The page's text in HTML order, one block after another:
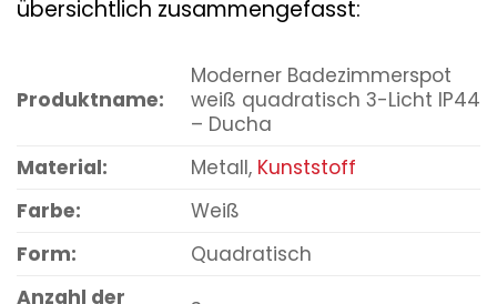
übersichtlich zusammengefasst:
Produktname:
Moderner Badezimmerspot
weiß quadratisch 3-Licht IP44
– Ducha
Material:
Metall, Kunststoff
Farbe:
Weiß
Form:
Quadratisch
Anzahl der